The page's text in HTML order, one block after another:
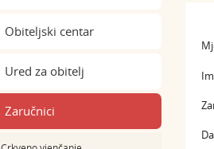
Obiteljski centar
Ured za obitelj
Zaručnici